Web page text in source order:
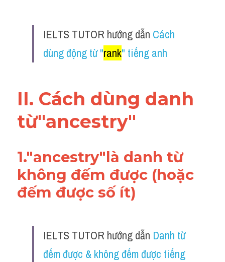
IELTS TUTOR hướng dẫn Cách
dùng động từ "rank" tiếng anh
II. Cách dùng danh
từ"ancestry"
1."ancestry"là danh từ
không đếm được (hoặc
đếm được số ít)
IELTS TUTOR hướng dẫn Danh từ
đếm được & không đếm được tiếng